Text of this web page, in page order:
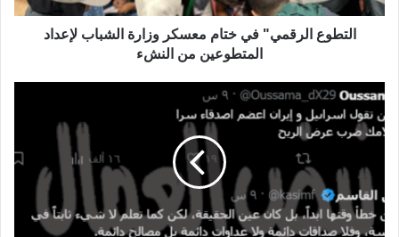
التطوع الرقمي" في ختام معسكر وزارة الشباب لإعداد
المتطوعين من النشء